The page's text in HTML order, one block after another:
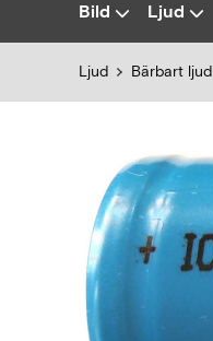
Bild Ljud
Ljud Bärbart ljud